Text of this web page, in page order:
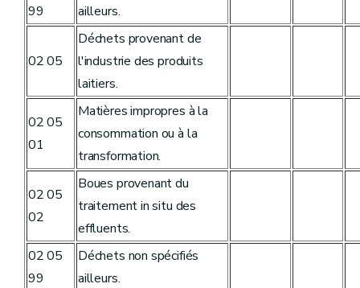
99
ailleurs.
02 05
Déchets provenant de
l'industrie des produits
laitiers.
02 05
01
Matières impropres à la
consommation ou à la
transformation.
02 05
02
Boues provenant du
traitement in situ des
effluents.
02 05
99
Déchets non spécifiés
ailleurs.